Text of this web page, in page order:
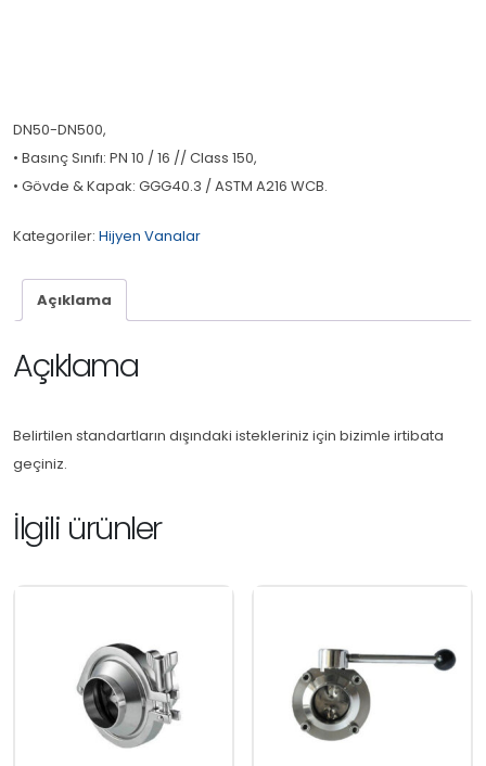
DN50-DN500,
• Basınç Sınıfı: PN 10 / 16 // Class 150,
• Gövde & Kapak: GGG40.3 / ASTM A216 WCB.
Kategoriler: Hijyen Vanalar
Açıklama
Açıklama
Belirtilen standartların dışındaki istekleriniz için bizimle irtibata
geçiniz.
İlgili ürünler